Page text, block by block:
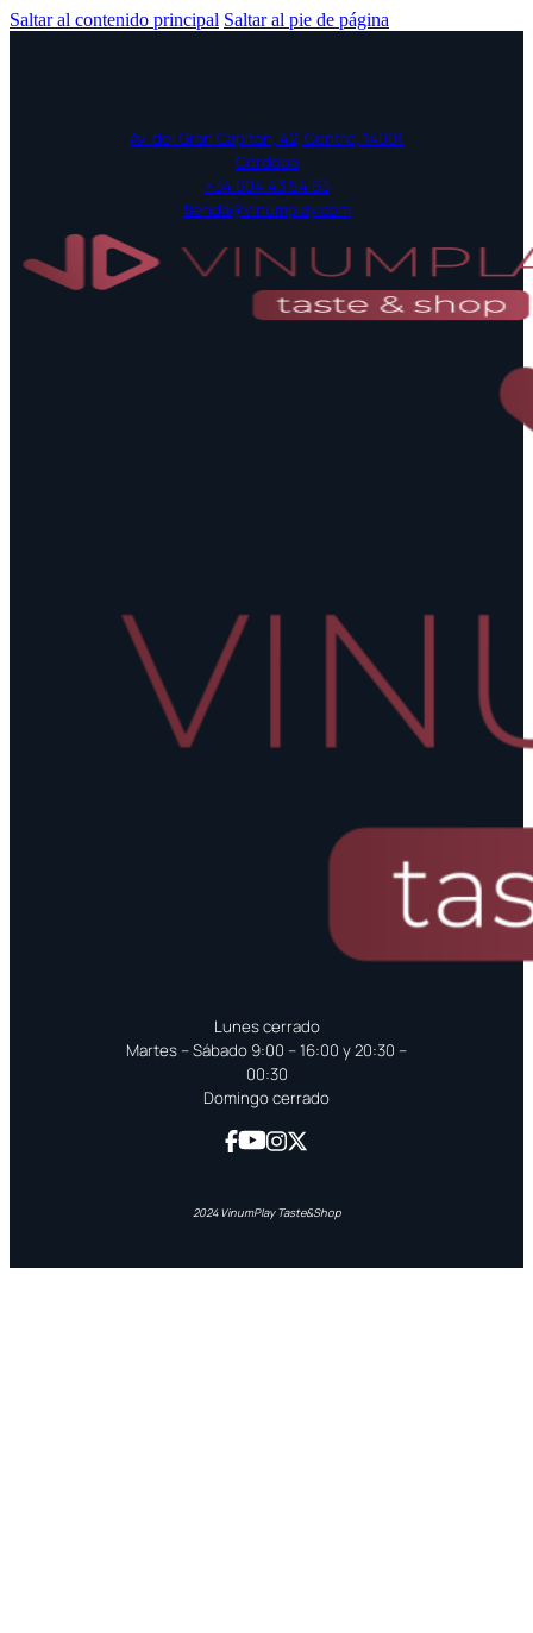
Saltar al contenido principal Saltar al pie de página
Av. del Gran Capitán, 42, Centro, 14001
Córdoba
+34 604 43 54 63
tienda@vinumplay.com
Lunes cerrado
Martes – Sábado 9:00 – 16:00 y 20:30 –
00:30
Domingo cerrado
2024 VinumPlay Taste&Shop